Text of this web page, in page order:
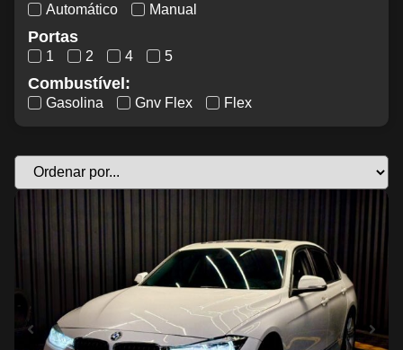
Automático Manual
Portas
1 2 4 5
Combustível:
Gasolina Gnv Flex Flex